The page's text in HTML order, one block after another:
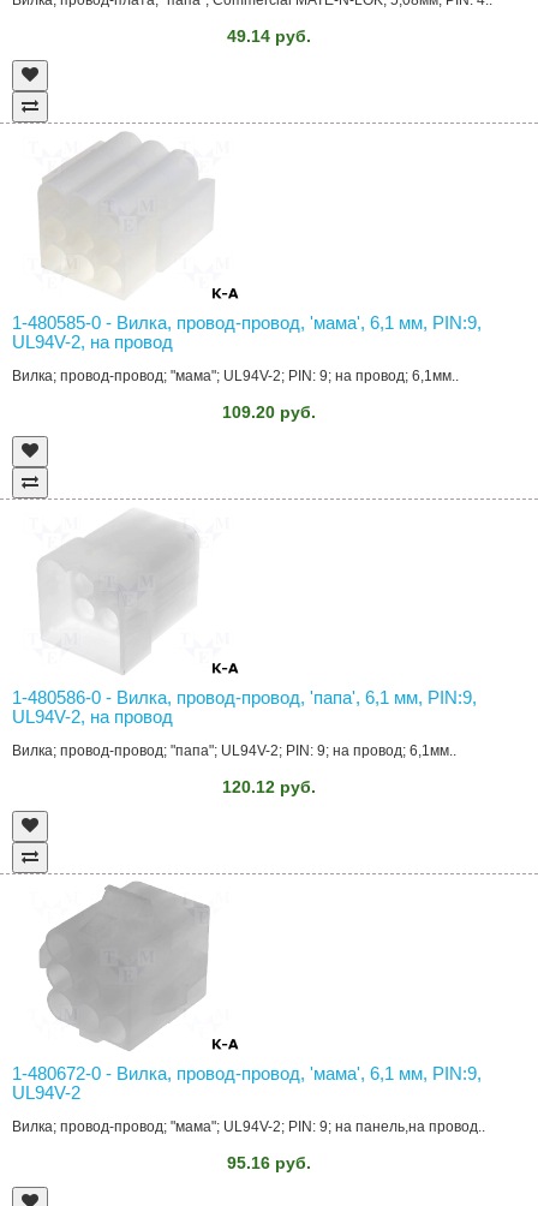
49.14 руб.
1-480585-0 - Вилка, провод-провод, 'мама', 6,1 мм, PIN:9,
UL94V-2, на провод
Вилка; провод-провод; "мама"; UL94V-2; PIN: 9; на провод; 6,1мм..
109.20 руб.
1-480586-0 - Вилка, провод-провод, 'папа', 6,1 мм, PIN:9,
UL94V-2, на провод
Вилка; провод-провод; "папа"; UL94V-2; PIN: 9; на провод; 6,1мм..
120.12 руб.
1-480672-0 - Вилка, провод-провод, 'мама', 6,1 мм, PIN:9,
UL94V-2
Вилка; провод-провод; "мама"; UL94V-2; PIN: 9; на панель,на провод..
95.16 руб.